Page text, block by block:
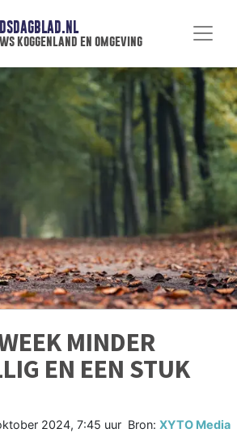
koggenland en omgeving
MINDER
EN EEN STUK
2024, 7:45 uur Bron: XYTO Media